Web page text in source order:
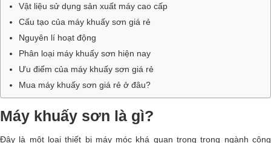
Vật liệu sử dụng sản xuất máy cao cấp
Cấu tạo của máy khuấy sơn giá rẻ
Nguyên lí hoạt động
Phân loại máy khuấy sơn hiện nay
Ưu điểm của máy khuấy sơn giá rẻ
Mua máy khuấy sơn giá rẻ ở đâu?
Máy khuấy sơn là gì?
Đây là một loại thiết bị máy móc khá quan trọng trong ngành công